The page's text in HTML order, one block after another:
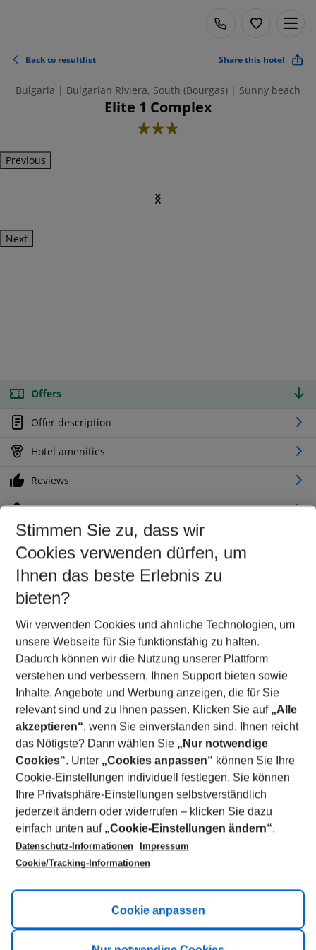
Back to resultlist Share this hotel
Bulgaria | Bulgarian Riviera, South (Bourgas) | Sunny beach
Elite 1 Complex
3
Previous
Next
Offers
Offer description
Hotel amenities
Reviews
Location
Customize your offer
Find the perfect deal which suits your best
Your departure airport
Any airport
Select your date range
08/08/26–06/08/27 5-8 nights
Who will travel
2 adults No children
Show more filter
Footer
Footer navigation
Title A
Link A
Stimmen Sie zu, dass wir
Cookies verwenden dürfen, um
Ihnen das beste Erlebnis zu
bieten?
Wir verwenden Cookies und ähnliche Technologien, um
unsere Webseite für Sie funktionsfähig zu halten.
Dadurch können wir die Nutzung unserer Plattform
verstehen und verbessern, Ihnen Support bieten sowie
Inhalte, Angebote und Werbung anzeigen, die für Sie
relevant sind und zu Ihnen passen. Klicken Sie auf „Alle
akzeptieren“, wenn Sie einverstanden sind. Ihnen reicht
das Nötigste? Dann wählen Sie „Nur notwendige
Cookies“. Unter „Cookies anpassen“ können Sie Ihre
Cookie-Einstellungen individuell festlegen. Sie können
Ihre Privatsphäre-Einstellungen selbstverständlich
jederzeit ändern oder widerrufen – klicken Sie dazu
einfach unten auf „Cookie-Einstellungen ändern“.
Datenschutz-Informationen
Impressum
Cookie/Tracking-Informationen
Cookie anpassen